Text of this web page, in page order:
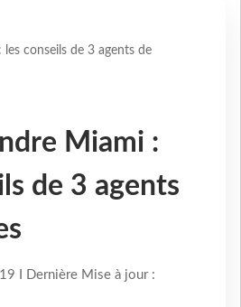
conseils de 3 agents de
Miami :
de 3 agents
I Dernière Mise à jour :